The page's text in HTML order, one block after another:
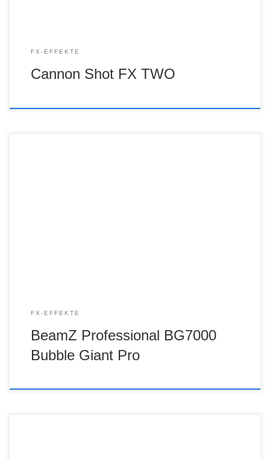
FX-EFFEKTE
Cannon Shot FX TWO
FX-EFFEKTE
BeamZ Professional BG7000
Bubble Giant Pro